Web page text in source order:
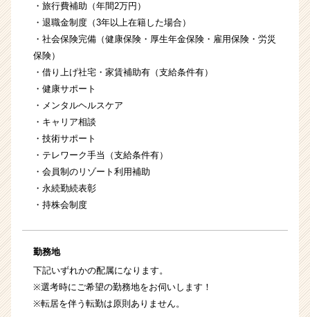
・旅行費補助（年間2万円）
・退職金制度（3年以上在籍した場合）
・社会保険完備（健康保険・厚生年金保険・雇用保険・労災
保険）
・借り上げ社宅・家賃補助有（支給条件有）
・健康サポート
・メンタルヘルスケア
・キャリア相談
・技術サポート
・テレワーク手当（支給条件有）
・会員制のリゾート利用補助
・永続勤続表彰
・持株会制度
勤務地
下記いずれかの配属になります。
※選考時にご希望の勤務地をお伺いします！
※転居を伴う転勤は原則ありません。